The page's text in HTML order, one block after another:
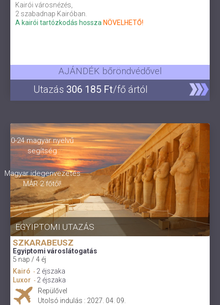
Kairói városnézés,
2 szabadnap Kairóban.
A kairói tartózkodás hossza NÖVELHETŐ!
AJÁNDÉK bőröndvédővel
Utazás 306 185 Ft/fő ártól
EGYIPTOMI UTAZÁS
0-24 magyar nyelvű
segítség
Magyar idegenvezetés
MÁR 2 főtől!
SZKARABEUSZ
Egyiptomi városlátogatás
5 nap / 4 éj
Kairó - 2 éjszaka
Luxor - 2 éjszaka
Repülővel
Utolsó indulás : 2027. 04. 09.